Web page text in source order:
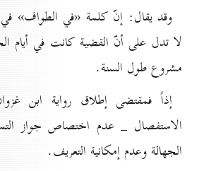
وقد يقال: إنّ كلمة «في الطواف»
لا تدل على أنّ القضية كانت في أيام
مشروع طول السنة.
إذاً فمقتضى إطلاق رواية ابن
الاستفصال _ عدم اختصاص جواز
الجهالة وعدم إمكانية التعريف.